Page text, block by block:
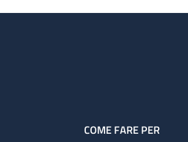
COME FARE PER